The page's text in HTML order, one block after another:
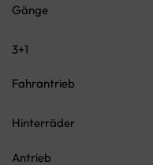
Gänge
3+1
Fahrantrieb
Hinterräder
Antrieb